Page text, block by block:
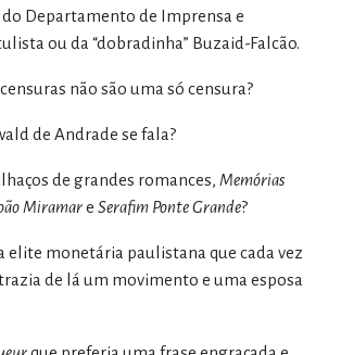
Departamento de Imprensa e
ou da “dobradinha” Buzaid-Falcão.
não são uma só censura?
de Andrade se fala?
de grandes romances, Memórias
Miramare Serafim Ponte Grande?
elite monetária paulistana que cada vez
de lá um movimento e uma esposa